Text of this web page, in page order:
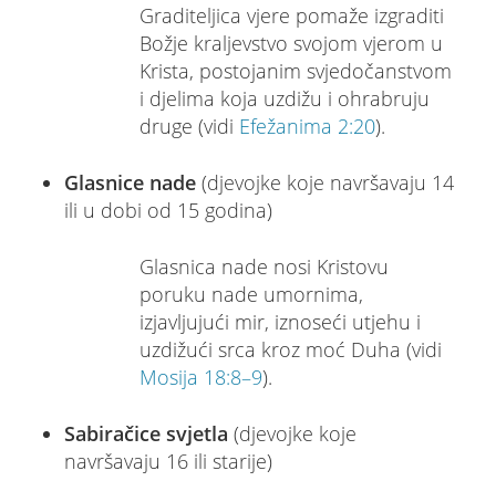
Graditeljica vjere pomaže izgraditi
Božje kraljevstvo svojom vjerom u
Krista, postojanim svjedočanstvom
i djelima koja uzdižu i ohrabruju
druge (vidi Efežanima 2:20).
Glasnice nade(djevojke koje navršavaju 14
ili u dobi od 15 godina)
Glasnica nade nosi Kristovu
poruku nade umornima,
izjavljujući mir, iznoseći utjehu i
uzdižući srca kroz moć Duha (vidi
Mosija 18:8–9).
Sabiračice svjetla (djevojke koje
navršavaju 16 ili starije)